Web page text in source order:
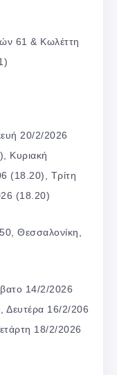
61 & Κωλέττη
20/2/2026
Κυριακή
(18.20), Τρίτη
(18.20)
Θεσσαλονίκη,
14/2/2026
Δευτέρα 16/2/206
18/2/2026